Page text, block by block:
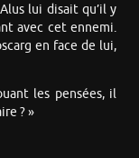
lui disait qu’il y
avec cet ennemi.
en face de lui,
les pensées, il
? »